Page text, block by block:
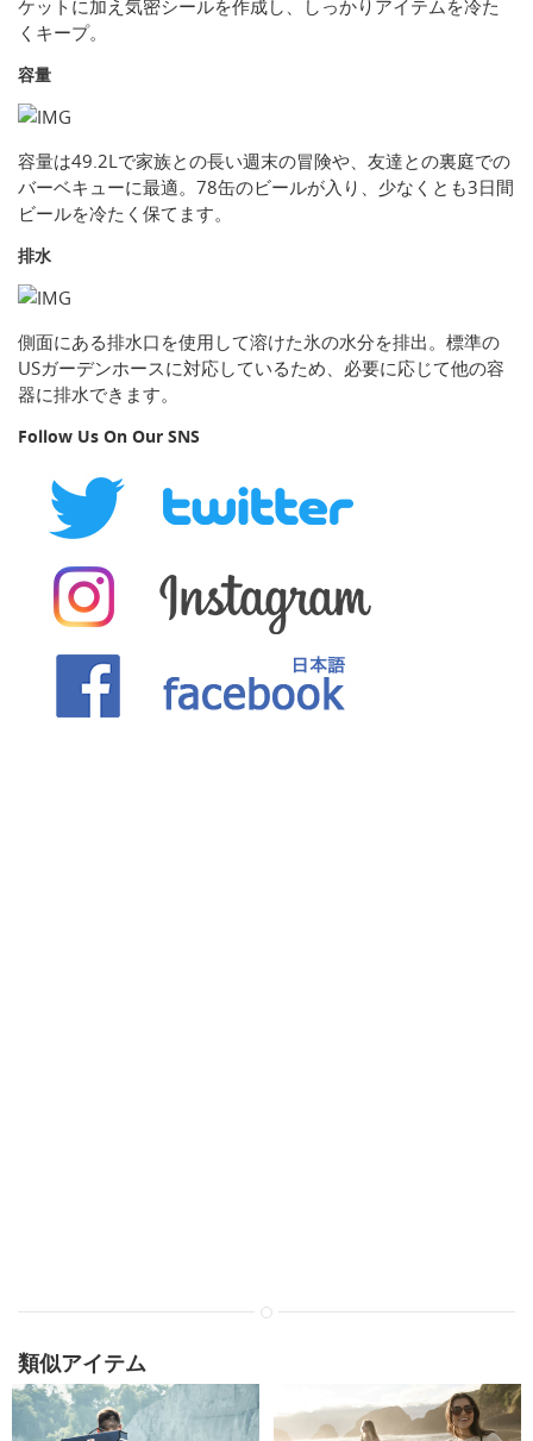
ケットに加え気密シールを作成し、しっかりアイテムを冷た
くキープ。
容量
容量は49.2Lで家族との長い週末の冒険や、友達との裏庭での
バーベキューに最適。78缶のビールが入り、少なくとも3日間
ビールを冷たく保てます。
排水
側面にある排水口を使用して溶けた氷の水分を排出。標準の
USガーデンホースに対応しているため、必要に応じて他の容
器に排水できます。
Follow Us On Our SNS
類似アイテム